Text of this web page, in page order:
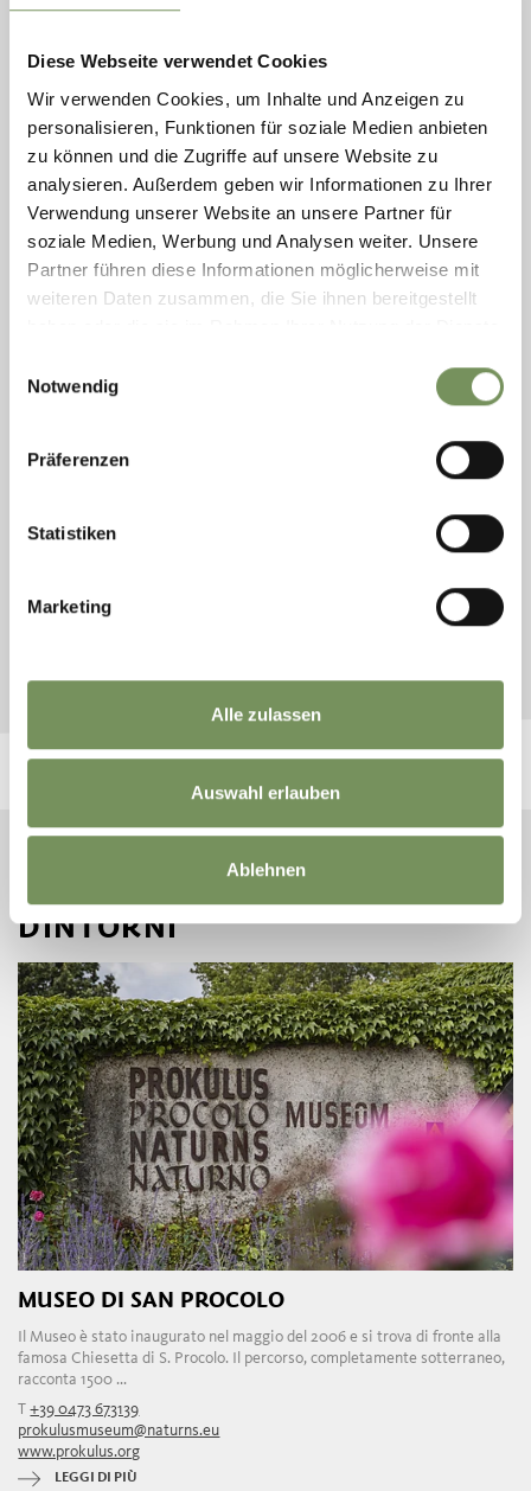
Diese Webseite verwendet Cookies
Wir verwenden Cookies, um Inhalte und Anzeigen zu
personalisieren, Funktionen für soziale Medien anbieten
zu können und die Zugriffe auf unsere Website zu
analysieren. Außerdem geben wir Informationen zu Ihrer
Verwendung unserer Website an unsere Partner für
soziale Medien, Werbung und Analysen weiter. Unsere
Partner führen diese Informationen möglicherweise mit
weiteren Daten zusammen, die Sie ihnen bereitgestellt
Notwendig
Präferenzen
Statistiken
Marketing
Alle zulassen
Auswahl erlauben
Ablehnen
LA NOSTRA ESPERTA DI STORIA
Da diversi anni ormai Claudia Gilli accompagna gli amanti dell'arte e
T+39 340 7327377
LEGGI DI PIÙ
I MUSEI PIÙ BELLI NEI
DINTORNI
MUSEO DI SAN PROCOLO
Il Museo è stato inaugurato nel maggio del 2006 e si trova di fronte alla
famosa Chiesetta di S. Procolo. Il percorso, completamente sotterraneo,
racconta 1500 ...
T+39 0473 673139
prokulusmuseum@naturns.eu
www.prokulus.org
LEGGI DI PIÙ